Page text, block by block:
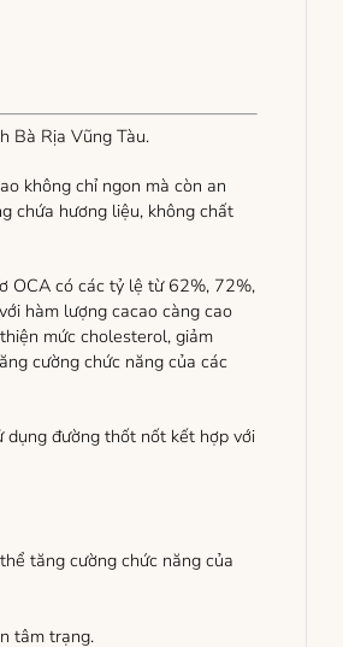
Bà Rịa Vũng Tàu.
không chỉ ngon mà còn an
chứa hương liệu, không chất
OCA có các tỷ lệ từ 62%, 72%,
hàm lượng cacao càng cao
mức cholesterol, giảm
cường chức năng của các
đường thốt nốt kết hợp với
tăng cường chức năng của
tâm trạng.